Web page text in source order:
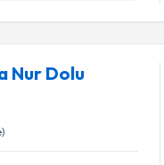
Nur Dolu